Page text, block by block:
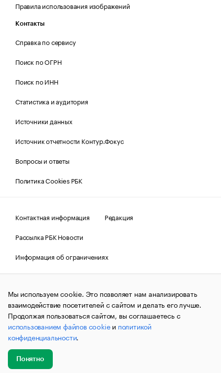
Правила использования изображений
Контакты
Справка по сервису
Поиск по ОГРН
Поиск по ИНН
Статистика и аудитория
Источники данных
Источник отчетности Контур.Фокус
Вопросы и ответы
Политика Cookies РБК
Контактная информация
Редакция
Рассылка РБК Новости
Информация об ограничениях
Правовая информация
О соблюдении авторских прав
© АО «РОСБИЗНЕСКОНСАЛТИНГ»,1995–2026.Сообщения
и материалы информационного агентства «РБК»
(зарегистрировано Федеральной службой по надзору в сфере
связи, информационных технологий и массовых
коммуникаций (Роскомнадзор) 09.12.2015 за номером ИА
№ФС77-63848) сопровождаются пометкой «РБК». Отдельные
публикации могут содержать информацию,
не предназначенную для пользователей
до 18 лет.
Мы используем cookie. Это позволяет нам анализировать
взаимодействие посетителей с сайтом и делать его лучше.
Продолжая пользоваться сайтом, вы соглашаетесь с
использованием файлов cookieи политикой
конфиденциальности.
Понятно